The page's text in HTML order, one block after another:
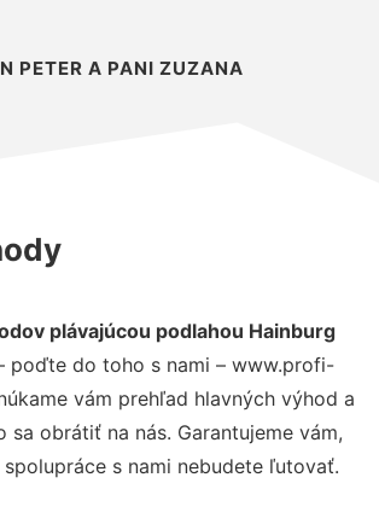
PETER A PANI ZUZANA
plávajúcou podlahou Hainburg
poďte do toho s nami – www.profi-
vám prehľad hlavných výhod a
sa obrátiť na nás. Garantujeme vám,
s nami nebudete ľutovať.